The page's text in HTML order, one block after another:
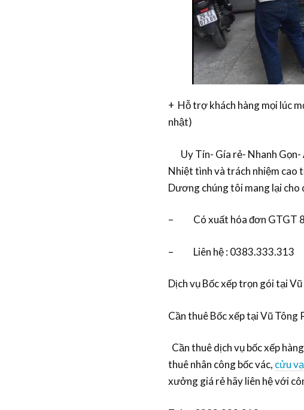
+ Hỗ trợ khách hàng mọi lúc
nhật)
Uy Tín- Gía rẻ- Nhanh Gọn-
Nhiệt tình và trách nhiệm cao
Dương chúng tôi mang lại cho
– Có xuất hóa đơn GTGT
– Liên hệ : 0383.333.313
Dịch vụ Bốc xếp trọn gói tại
Cần thuê Bốc xếp tại Vũ Tông
Cần thuê dịch vụ bốc xếp
thuê nhân công bốc vác, cửu
xưởng giá rẻ hãy liên hệ với